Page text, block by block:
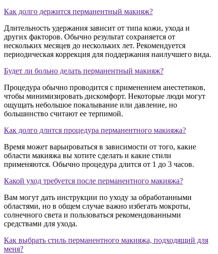
Как долго держится перманентный макияж?
Длительность удержания зависит от типа кожи, ухода и
других факторов. Обычно результат сохраняется от
нескольких месяцев до нескольких лет. Рекомендуется
периодическая коррекция для поддержания наилучшего вида.
Будет ли больно делать перманентный макияж?
Процедура обычно проводится с применением анестетиков,
чтобы минимизировать дискомфорт. Некоторые люди могут
ощущать небольшое покалывание или давление, но
большинство считают ее терпимой.
Как долго длится процедура перманентного макияжа?
Время может варьироваться в зависимости от того, какие
области макияжа вы хотите сделать и какие стили
применяются. Обычно процедура длится от 1 до 3 часов.
Какой уход требуется после перманентного макияжа?
Вам могут дать инструкции по уходу за обработанными
областями, но в общем случае важно избегать мокроты,
солнечного света и пользоваться рекомендованными
средствами для ухода.
Как выбрать стиль перманентного макияжа, подходящий для
меня?